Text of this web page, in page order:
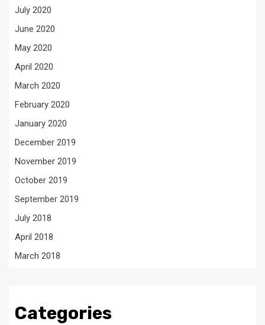
July 2020
June 2020
May 2020
April 2020
March 2020
February 2020
January 2020
December 2019
November 2019
October 2019
September 2019
July 2018
April 2018
March 2018
Categories